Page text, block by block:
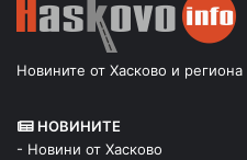
Новините от Хасково и региона
НОВИНИТЕ
- Новини от Хасково